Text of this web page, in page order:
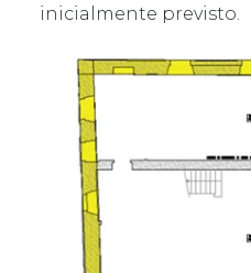
inicialmente previsto.